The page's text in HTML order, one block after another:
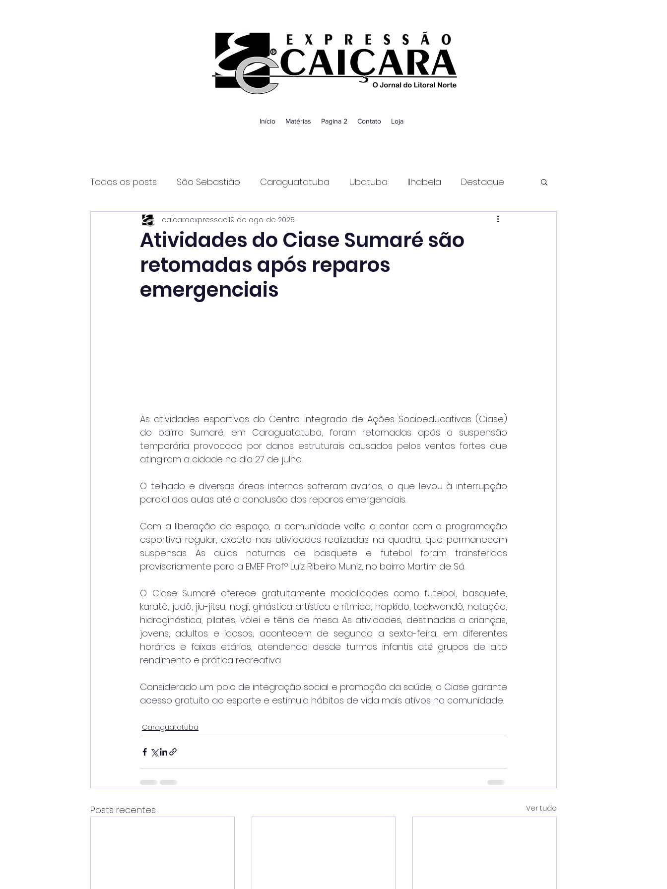
Início Matérias Pagina 2 Contato Loja
Todos os posts São Sebastião Caraguatatuba Ubatuba Ilhabela Destaque
Página2 Itanhaém Guaratinguetá
Atividades do Ciase Sumaré são
retomadas após reparos
emergenciais
caicaraexpressao19 de ago. de 2025
As atividades esportivas do Centro Integrado de Ações Socioeducativas (Ciase)
do bairro Sumaré, em Caraguatatuba, foram retomadas após a suspensão
temporária provocada por danos estruturais causados pelos ventos fortes que
atingiram a cidade no dia 27 de julho.
O telhado e diversas áreas internas sofreram avarias, o que levou à interrupção
parcial das aulas até a conclusão dos reparos emergenciais.
Com a liberação do espaço, a comunidade volta a contar com a programação
esportiva regular, exceto nas atividades realizadas na quadra, que permanecem
suspensas. As aulas noturnas de basquete e futebol foram transferidas
provisoriamente para a EMEF Profº Luiz Ribeiro Muniz, no bairro Martim de Sá.
O Ciase Sumaré oferece gratuitamente modalidades como futebol, basquete,
karatê, judô, jiu-jitsu, nogi, ginástica artística e rítmica, hapkido, taekwondô, natação,
hidroginástica, pilates, vôlei e tênis de mesa. As atividades, destinadas a crianças,
jovens, adultos e idosos, acontecem de segunda a sexta-feira, em diferentes
horários e faixas etárias, atendendo desde turmas infantis até grupos de alto
rendimento e prática recreativa.
Considerado um polo de integração social e promoção da saúde, o Ciase garante
acesso gratuito ao esporte e estimula hábitos de vida mais ativos na comunidade.
Caraguatatuba
Posts recentes Ver tudo